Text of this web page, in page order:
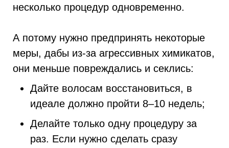
несколько процедур одновременно.
А потому нужно предпринять некоторые
меры, дабы из-за агрессивных химикатов,
они меньше повреждались и секлись:
Дайте волосам восстановиться, в
идеале должно пройти 8–10 недель;
Делайте только одну процедуру за
раз. Если нужно сделать сразу